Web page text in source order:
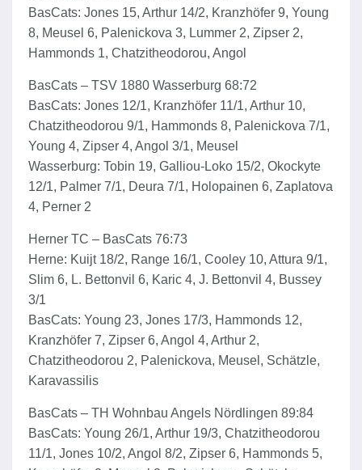
BasCats: Jones 15, Arthur 14/2, Kranzhöfer 9, Young
8, Meusel 6, Palenickova 3, Lummer 2, Zipser 2,
Hammonds 1, Chatzitheodorou, Angol
BasCats – TSV 1880 Wasserburg 68:72
BasCats: Jones 12/1, Kranzhöfer 11/1, Arthur 10,
Chatzitheodorou 9/1, Hammonds 8, Palenickova 7/1,
Young 4, Zipser 4, Angol 3/1, Meusel
Wasserburg: Tobin 19, Galliou-Loko 15/2, Okockyte
12/1, Palmer 7/1, Deura 7/1, Holopainen 6, Zaplatova
4, Perner 2
Herner TC – BasCats 76:73
Herne: Kuijt 18/2, Range 16/1, Cooley 10, Attura 9/1,
Slim 6, L. Bettonvil 6, Karic 4, J. Bettonvil 4, Bussey
3/1
BasCats: Young 23, Jones 17/3, Hammonds 12,
Kranzhöfer 7, Zipser 6, Angol 4, Arthur 2,
Chatzitheodorou 2, Palenickova, Meusel, Schätzle,
Karavassilis
BasCats – TH Wohnbau Angels Nördlingen 89:84
BasCats: Young 26/1, Arthur 19/3, Chatzitheodorou
11/1, Jones 10/2, Angol 8/2, Zipser 6, Hammonds 5,